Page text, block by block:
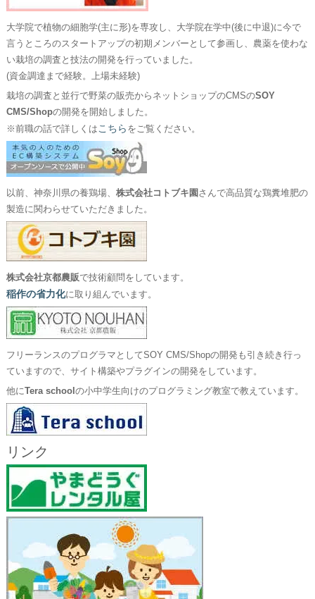
大学院で植物の細胞学(主に形)を専攻し、大学院在学中(後に中退)に今で
言うところのスタートアップの初期メンバーとして参画し、農薬を使わな
い栽培の調査と技法の開発を行っていました。
(資金調達まで経験。上場未経験)
栽培の調査と並行で野菜の販売からネットショップのCMSのSOY
CMS/Shopの開発を開始しました。
※前職の話で詳しくは こちら をご覧ください。
以前、神奈川県の養鶏場、 株式会社コトブキ園 さんで高品質な鶏糞堆肥の
製造に関わらせていただきました。
株式会社京都農販で技術顧問をしています。
稲作の省力化に取り組んでいます。
フリーランスのプログラマとしてSOY CMS/Shopの開発も引き続き行っ
ていますので、サイト構築やプラグインの開発をしています。
他にTera school の小中学生向けのプログラミング教室で教えています。
リンク